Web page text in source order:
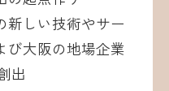
新しい技術やサー
び大阪の地場企業
出